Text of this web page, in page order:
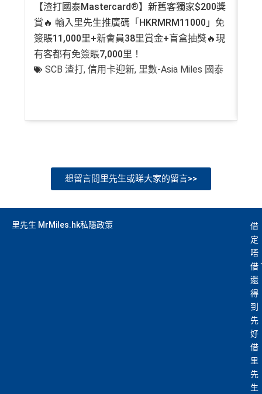
免責聲明：里先生努力保持信息準確。若 任何信息與你到
訪之金融機構、服務供應商或特定產品網站有所出入，
有金融產品和服務均以他們作準，
網站為產品資訊的最更新版本。
於客觀分析，因此就算獲第三方廣告客戶贊助，我們並
on. All financial products and services are presented witho
ut warranty. Additionally, this site may be compensated thr
lways based on objective analysis first.
【渣打國泰Mastercard®】新舊客獨家$200獎
賞🔥 輸入里先生推廣碼「HKRMRM11000」免
簽賬11,000里+新會員38里賞金+盲盒抽獎🔥現
有客都有免簽賬7,000里！
SCB 渣打,信用卡迎新, 里數-Asia Miles 國泰
想留言問里先生或睇大家的留言>>
里先生 MrMiles.hk私隱政策
借
定
唔
借
還
得
到
先
好
借
里
先
生